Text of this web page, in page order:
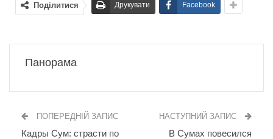
Поділитися Друкувати Facebook
Панорама
ПОПЕРЕДНІЙ ЗАПИС
Кадры Сум: страсти по
НАСТУПНИЙ ЗАПИС
В Сумах повесился